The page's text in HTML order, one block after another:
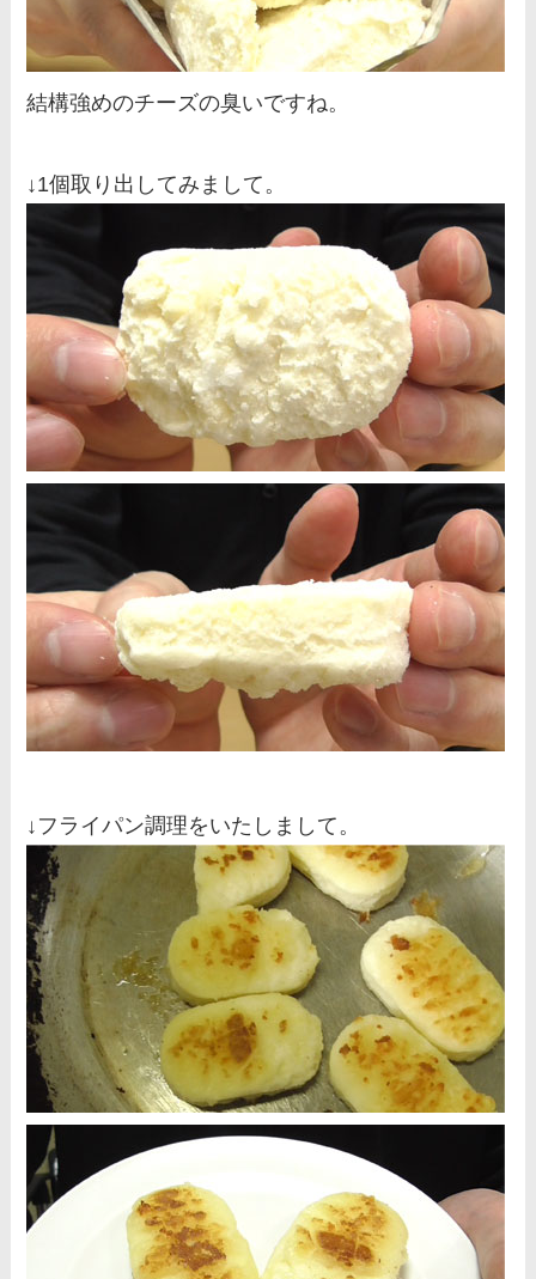
結構強めのチーズの臭いですね。
↓1個取り出してみまして。
↓フライパン調理をいたしまして。